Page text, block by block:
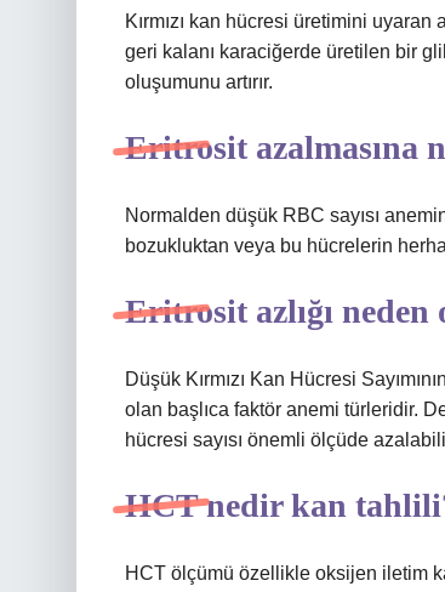
Kırmızı kan hücresi üretimini
geri kalanı karaciğerde üretilen bir
oluşumunu artırır.
Eritrosit azalmasına
Normalden düşük RBC sayısı
bozukluktan veya bu hücrelerin
Eritrosit azlığı neden
Düşük Kırmızı Kan Hücresi
olan başlıca faktör anemi türleridir.
hücresi sayısı önemli ölçüde
HCT nedir kan
HCT ölçümü özellikle oksijen iletim